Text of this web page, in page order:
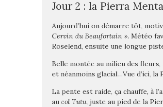
Jour 2 : la Pierra
Aujourd’hui on démarre tôt,
Cervin du Beaufortain ». Météo
Roselend, ensuite une longue
Belle montée au milieu des
et néanmoins glacial…Vue d’ici,
La pente est raide, ça chauffe, à
au col Tutu, juste au pied de la